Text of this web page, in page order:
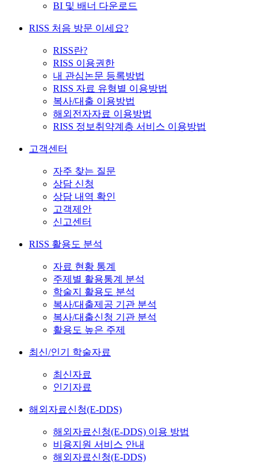
BI 및 배너 다운로드
RISS 처음 방문 이세요?
RISS란?
RISS 이용권한
내 관심논문 등록방법
RISS 자료 유형별 이용방법
복사/대출 이용방법
해외전자자료 이용방법
RISS 정보취약계층 서비스 이용방법
고객센터
자주 찾는 질문
상담 신청
상담 내역 확인
고객제안
신고센터
RISS 활용도 분석
자료 현황 통계
주제별 활용통계 분석
학술지 활용도 분석
복사/대출제공 기관 분석
복사/대출신청 기관 분석
활용도 높은 주제
최신/인기 학술자료
최신자료
인기자료
해외자료신청(E-DDS)
해외자료신청(E-DDS) 이용 방법
비용지원 서비스 안내
해외자료신청(E-DDS)